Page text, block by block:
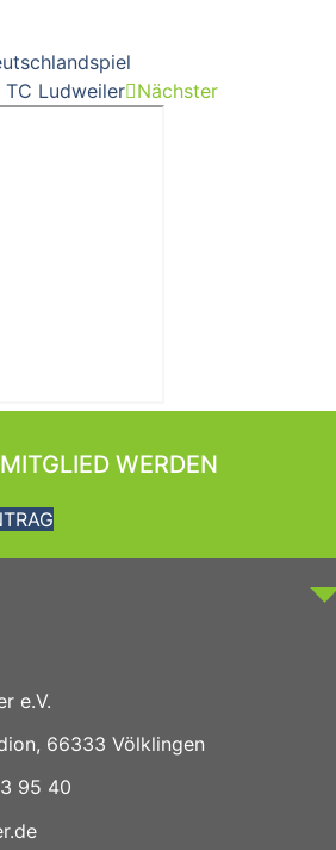
Ludweiler Nächster
WERDEN
e.V.
66333 Völklingen
95 40